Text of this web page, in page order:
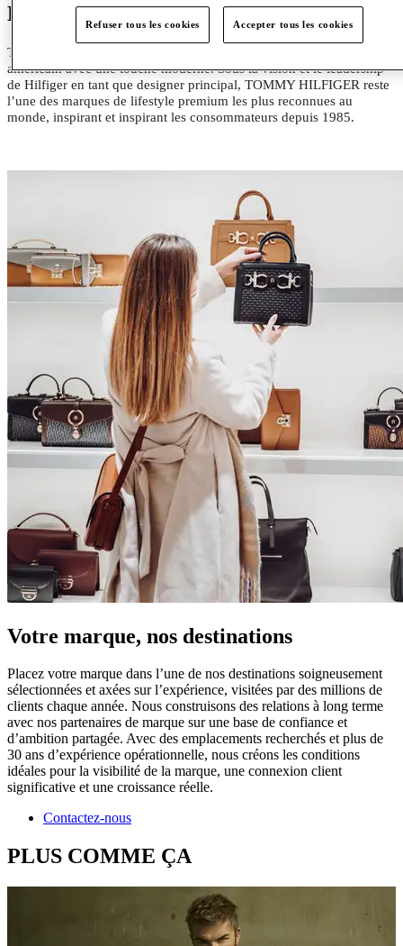
Entrez dans l’univers de Tommy Hilfiger
Tommy Hilfiger continue d’être un pionnier du style classique
américain avec une touche moderne. Sous la vision et le leadership
de Hilfiger en tant que designer principal, TOMMY HILFIGER reste
l’une des marques de lifestyle premium les plus reconnues au
monde, inspirant et inspirant les consommateurs depuis 1985.
Votre marque, nos destinations
Placez votre marque dans l’une de nos destinations soigneusement
sélectionnées et axées sur l’expérience, visitées par des millions de
clients chaque année. Nous construisons des relations à long terme
avec nos partenaires de marque sur une base de confiance et
d’ambition partagée. Avec des emplacements recherchés et plus de
30 ans d’expérience opérationnelle, nous créons les conditions
idéales pour la visibilité de la marque, une connexion client
significative et une croissance réelle.
Contactez-nous
PLUS COMME ÇA
Refuser tous les cookies Accepter tous les cookies